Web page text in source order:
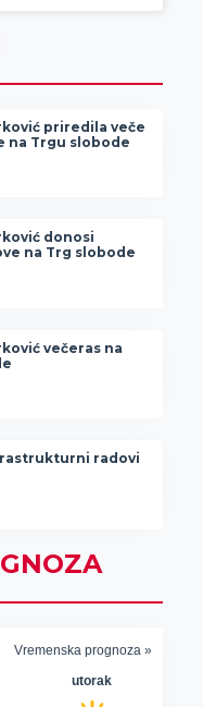
priredila veče
na Trgu slobode
donosi
na Trg slobode
večeras na
radovi